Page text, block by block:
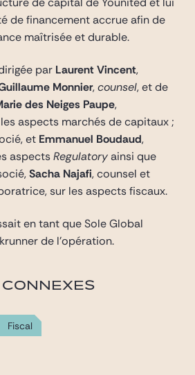
de financement accrue afin de
maîtrisée et durable.
par Laurent Vincent,
Monnier,counsel, et de
des Neiges Paupe,
aspects marchés de capitaux ;
et Emmanuel Boudaud,
aspectsRegulatoryainsi que
Sacha Najafi, counsel et
sur les aspects fiscaux.
en tant que Sole Global
de l’opération.
CONNEXES
Fiscal